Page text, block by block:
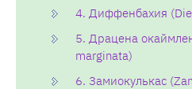
4. Диффенбахия
5. Драцена
marginata)
6. Замиокулькас